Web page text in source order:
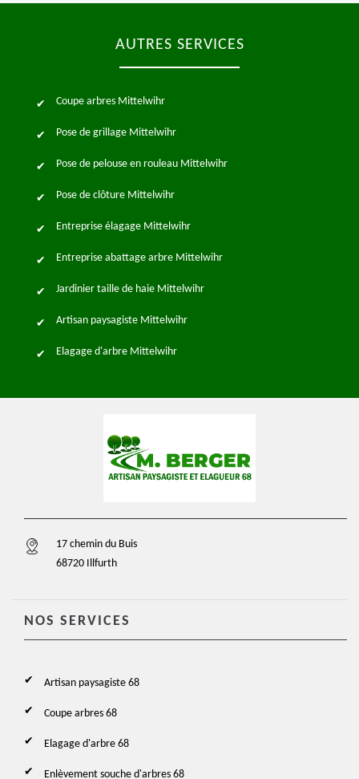
AUTRES SERVICES
Coupe arbres Mittelwihr
Pose de grillage Mittelwihr
Pose de pelouse en rouleau Mittelwihr
Pose de clôture Mittelwihr
Entreprise élagage Mittelwihr
Entreprise abattage arbre Mittelwihr
Jardinier taille de haie Mittelwihr
Artisan paysagiste Mittelwihr
Elagage d'arbre Mittelwihr
17 chemin du Buis
68720 Illfurth
NOS SERVICES
Artisan paysagiste 68
Coupe arbres 68
Elagage d'arbre 68
Enlèvement souche d'arbres 68